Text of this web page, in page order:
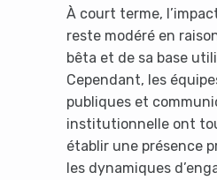
À court terme,
reste modéré en
bêta et de sa base
Cependant, les
publiques et
institutionnelle ont
établir une présence
les dynamiques